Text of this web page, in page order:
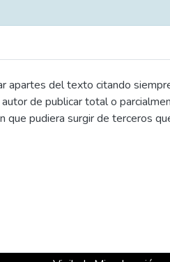
apartes del texto citando
de publicar total o
que pudiera surgir de terceros